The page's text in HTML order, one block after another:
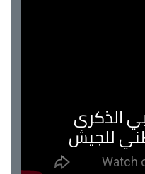
الذكرى
للجيش